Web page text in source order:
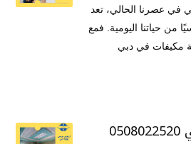
عصرنا الحالي، تعد
من حياتنا اليومية. فمع
مكيفات في دبي